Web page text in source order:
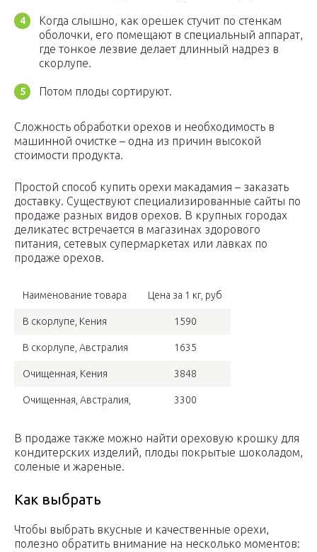
Когда слышно, как орешек стучит по стенкам
оболочки, его помещают в специальный аппарат,
где тонкое лезвие делает длинный надрез в
скорлупе.
Потом плоды сортируют.
Сложность обработки орехов и необходимость в
машинной очистке – одна из причин высокой
стоимости продукта.
Простой способ купить орехи макадамия – заказать
доставку. Существуют специализированные сайты по
продаже разных видов орехов. В крупных городах
деликатес встречается в магазинах здорового
питания, сетевых супермаркетах или лавках по
продаже орехов.
Наименование товара Цена за 1 кг, руб
В скорлупе, Кения 1590
В скорлупе, Австралия 1635
Очищенная, Кения 3848
Очищенная, Австралия, 3300
В продаже также можно найти ореховую крошку для
кондитерских изделий, плоды покрытые шоколадом,
соленые и жареные.
Как выбрать
Чтобы выбрать вкусные и качественные орехи,
полезно обратить внимание на несколько моментов: